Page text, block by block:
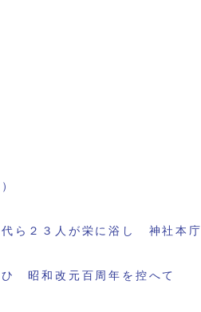
ら２３人が栄に浴し 神社本庁
ひ 昭和改元百周年を控へて